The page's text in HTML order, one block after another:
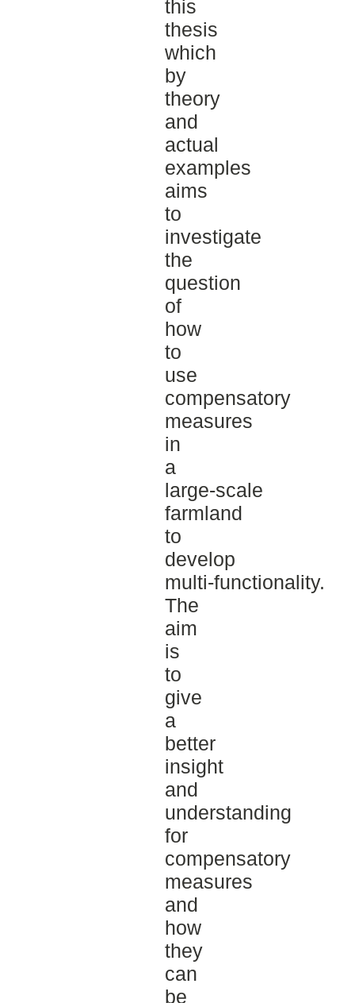
this
thesis
which
by
theory
and
actual
examples
aims
to
investigate
the
question
of
how
to
use
compensatory
measures
in
a
large-­scale
farmland
to
develop
multi-­functionality.
The
aim
is
to
give
a
better
insight
and
understanding
for
compensatory
measures
and
how
they
can
be